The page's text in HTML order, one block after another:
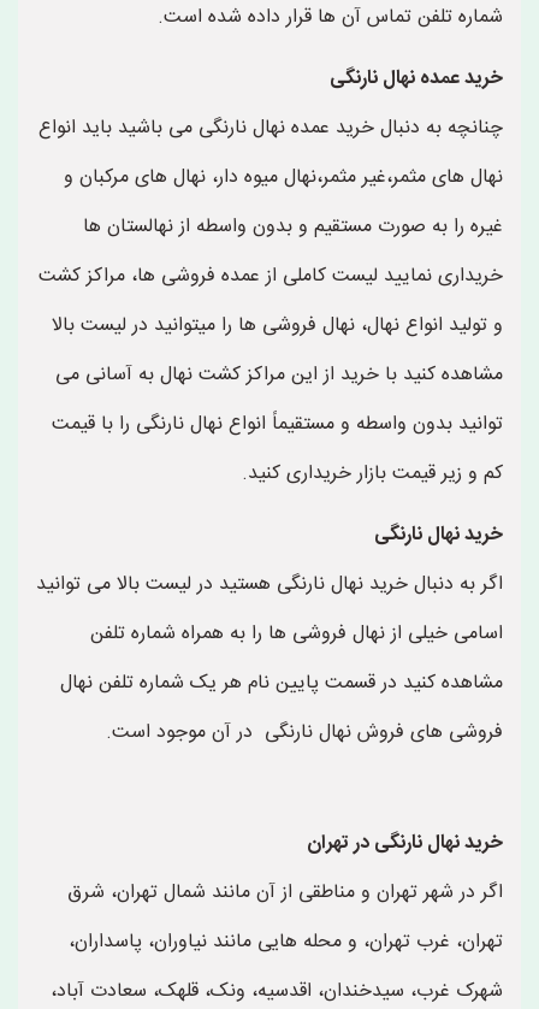
شماره تلفن تماس آن ها قرار داده شده است.
خرید عمده نهال نارنگی
چنانچه به دنبال خرید عمده نهال نارنگی می باشید باید انواع
نهال های مثمر،غیر مثمر،نهال میوه دار، نهال های مرکبان و
غیره را به صورت مستقیم و بدون واسطه از نهالستان ها
خریداری نمایید لیست کاملی از عمده فروشی ها، مراکز کشت
و تولید انواع نهال، نهال فروشی ها را میتوانید در لیست بالا
مشاهده کنید با خرید از این مراکز کشت نهال به آسانی می
توانید بدون واسطه و مستقیماً انواع نهال نارنگی را با قیمت
کم و زیر قیمت بازار خریداری کنید.
خرید نهال نارنگی
اگر به دنبال خرید نهال نارنگی هستید در لیست بالا می توانید
اسامی خیلی از نهال فروشی ها را به همراه شماره تلفن
مشاهده کنید در قسمت پایین نام هر یک شماره تلفن نهال
فروشی های فروش نهال نارنگی در آن موجود است.
خرید نهال نارنگی در تهران
اگر در شهر تهران و مناطقی از آن مانند شمال تهران، شرق
تهران، غرب تهران، و محله هایی مانند نیاوران، پاسداران،
شهرک غرب، سیدخندان، اقدسیه، ونک، قلهک، سعادت آباد،